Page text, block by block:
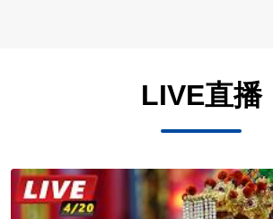
LIVE直播